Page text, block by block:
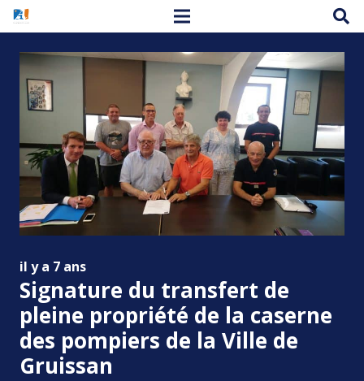
il y a 7 ans
Signature du transfert de
pleine propriété de la caserne
des pompiers de la Ville de
Gruissan